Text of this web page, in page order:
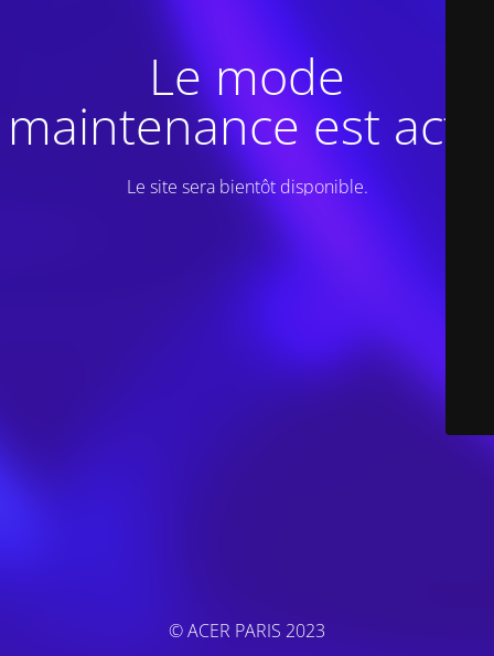
Le mode
maintenance est actif
Le site sera bientôt disponible.
© ACER PARIS 2023